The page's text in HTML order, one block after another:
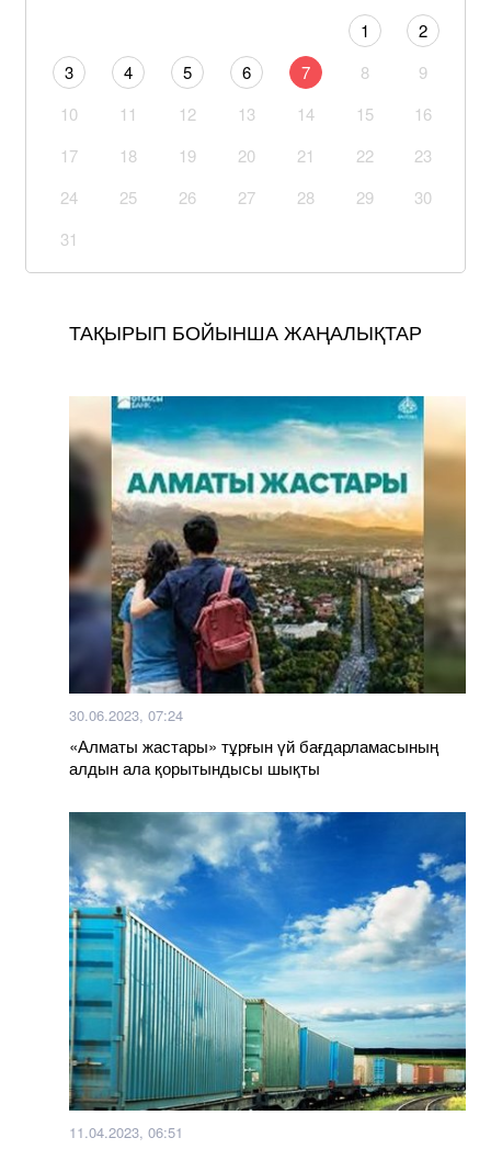
1
2
3
4 5 6 7 8
9
10
11 12 13 14 15
16
17
18 19 20 21 22
23
24
25 26 27 28 29
30
31
ТАҚЫРЫП БОЙЫНША ЖАҢАЛЫҚТАР
30.06.2023, 07:24
«Алматы жастары» тұрғын үй бағдарламасының
алдын ала қорытындысы шықты
11.04.2023, 06:51